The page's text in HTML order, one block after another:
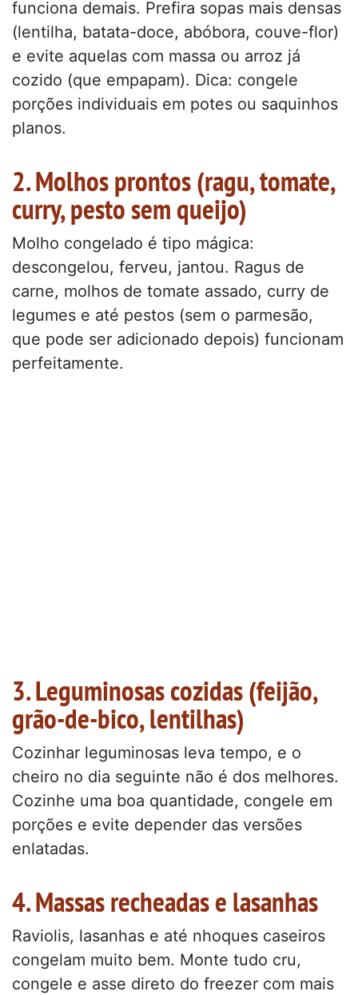
funciona demais. Prefira sopas mais densas
(lentilha, batata-doce, abóbora, couve-flor)
e evite aquelas com massa ou arroz já
cozido (que empapam). Dica: congele
porções individuais em potes ou saquinhos
planos.
2. Molhos prontos (ragu, tomate,
curry, pesto sem queijo)
Molho congelado é tipo mágica:
descongelou, ferveu, jantou. Ragus de
carne, molhos de tomate assado, curry de
legumes e até pestos (sem o parmesão,
que pode ser adicionado depois) funcionam
perfeitamente.
3. Leguminosas cozidas (feijão,
grão-de-bico, lentilhas)
Cozinhar leguminosas leva tempo, e o
cheiro no dia seguinte não é dos melhores.
Cozinhe uma boa quantidade, congele em
porções e evite depender das versões
enlatadas.
4. Massas recheadas e lasanhas
Raviolis, lasanhas e até nhoques caseiros
congelam muito bem. Monte tudo cru,
congele e asse direto do freezer com mais